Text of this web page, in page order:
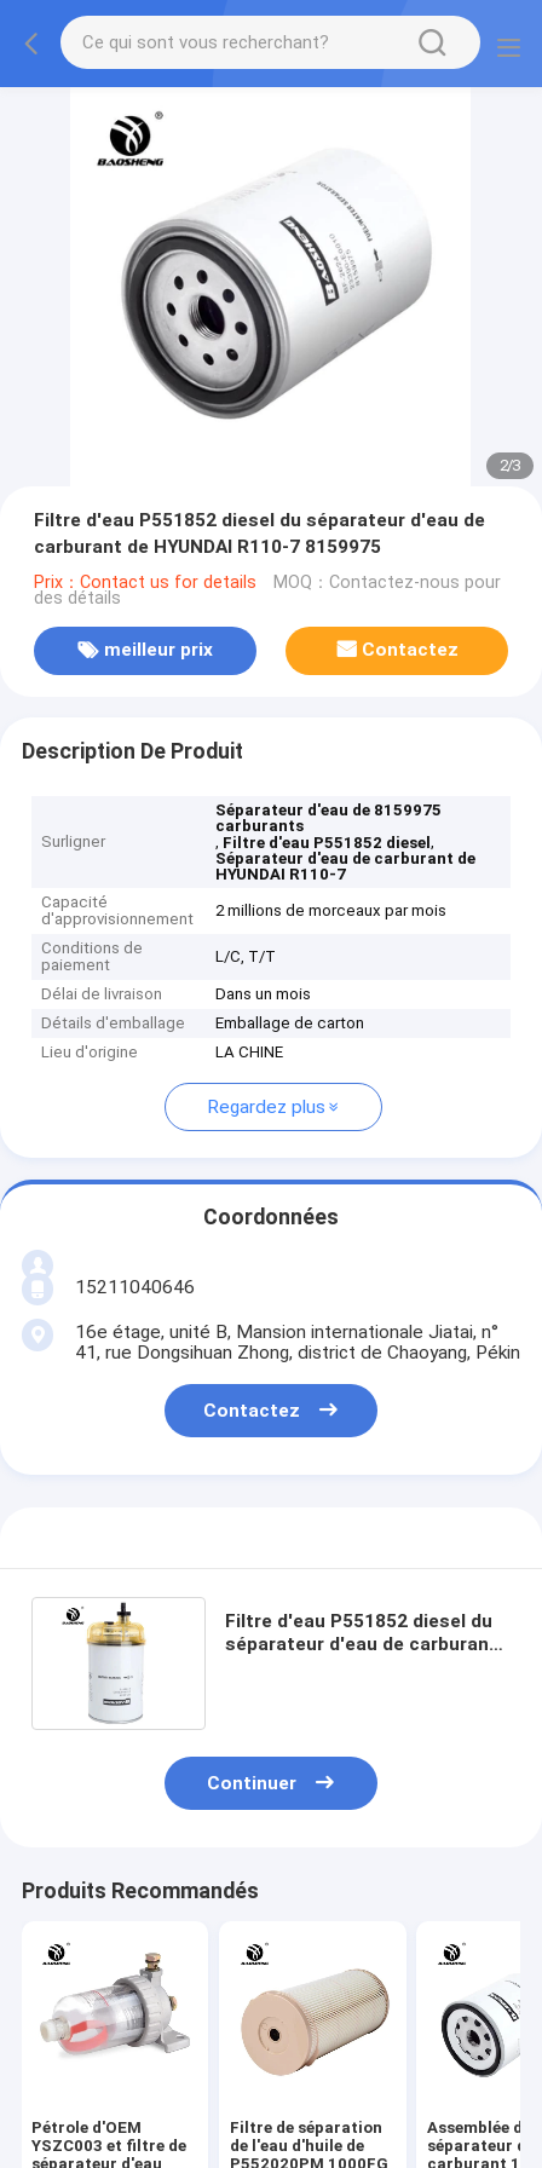
2/3
Filtre d'eau P551852 diesel du séparateur d'eau de
carburant de HYUNDAI R110-7 8159975
Prix：Contact us for details MOQ：Contactez-nous pour
des détails
meilleur prix Contactez
Description De Produit
Surligner
Séparateur d'eau de 8159975
carburants
, Filtre d'eau P551852 diesel,
Séparateur d'eau de carburant de
HYUNDAI R110-7
Capacité
d'approvisionnement
2 millions de morceaux par mois
Conditions de
paiement
L/C, T/T
Délai de livraison
Dans un mois
Détails d'emballage
Emballage de carton
Lieu d'origine
LA CHINE
Regardez plus
Coordonnées
15211040646
16e étage, unité B, Mansion internationale Jiatai, n°
41, rue Dongsihuan Zhong, district de Chaoyang, Pékin
Contactez
Filtre d'eau P551852 diesel du
séparateur d'eau de carburant
Continuer
Produits Recommandés
Pétrole d'OEM
YSZC003 et filtre de
séparateur d'eau
Filtre de séparation
de l'eau d'huile de
P552020PM 1000FG
Assemblée de
séparateur
carburant